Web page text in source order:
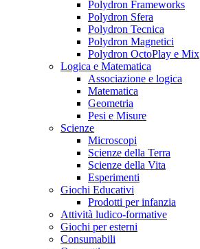
Polydron Frameworks
Polydron Sfera
Polydron Tecnica
Polydron Magnetici
Polydron OctoPlay e Mix
Logica e Matematica
Associazione e logica
Matematica
Geometria
Pesi e Misure
Scienze
Microscopi
Scienze della Terra
Scienze della Vita
Esperimenti
Giochi Educativi
Prodotti per infanzia
Attività ludico-formative
Giochi per esterni
Consumabili